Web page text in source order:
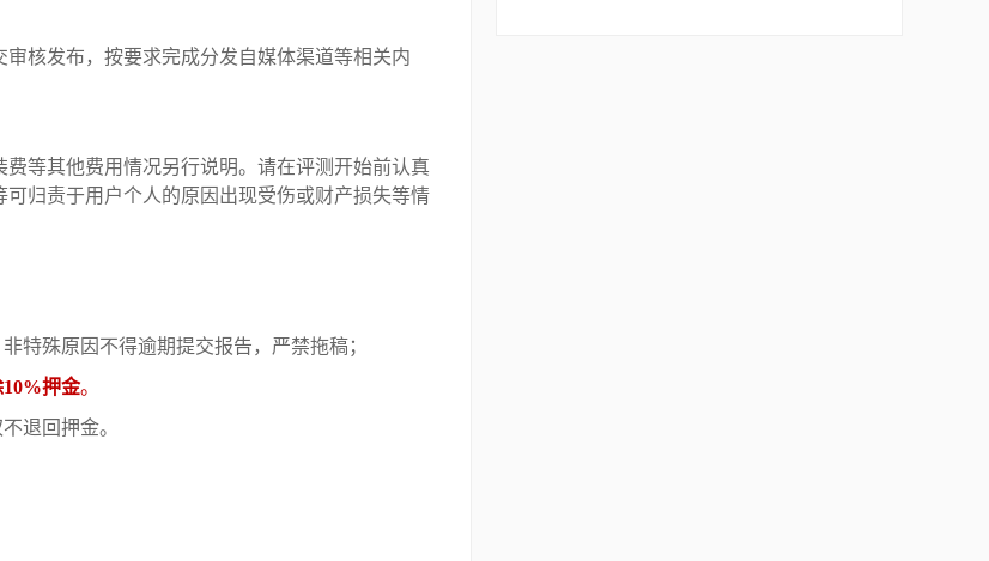
核发布，按要求完成分发自媒体渠道等相关内
等其他费用情况另行说明。请在评测开始前认真
归责于用户个人的原因出现受伤或财产损失等情
特殊原因不得逾期提交报告，严禁拖稿；
押金。
退回押金。